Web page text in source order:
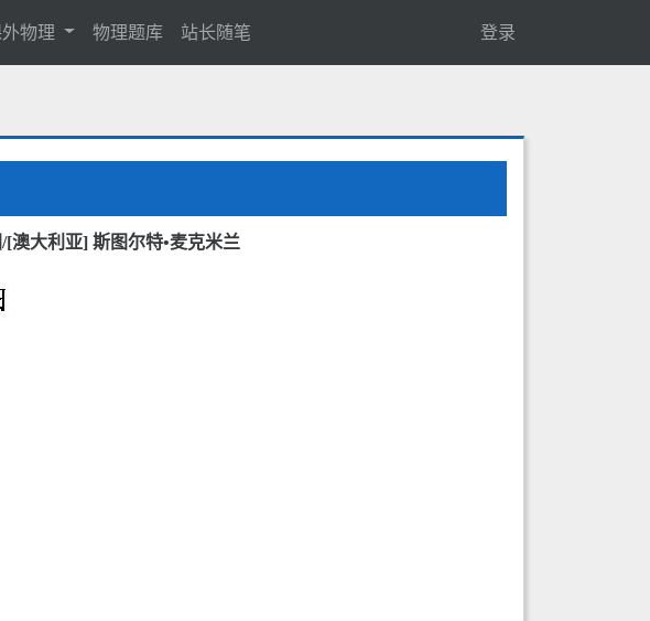
物理 物理题库 站长随笔 登录
[澳大利亚] 斯图尔特•麦克米兰